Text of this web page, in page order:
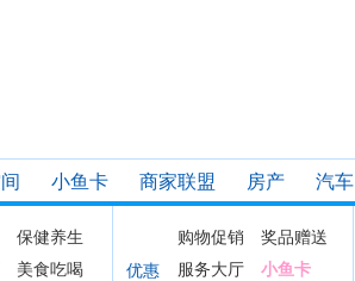
小鱼卡 商家联盟 房产 汽车
保健养生
美食吃喝 优惠
购物促销
奖品赠送
服务大厅
小鱼卡